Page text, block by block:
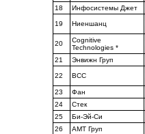
18
Инфосистемы Джет
19 Ниеншанц
20
Cognitive
Technologies *
21 Энвижн Груп
22 BCC
23
Фан
24
Стек
25
Би-Эй-Си
26
АМТ Груп